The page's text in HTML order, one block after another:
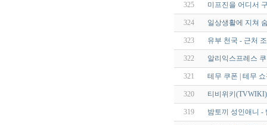
325 미프진을 어디서
324 일상생활에 지쳐
323 유부 천국 - 근처
322 알리익스프레스
321 테무 쿠폰 | 테무
320 티비위키
319 밤토끼 성인애니